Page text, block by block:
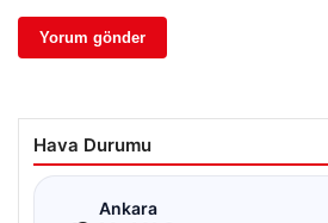
Hava Durumu
Ankara